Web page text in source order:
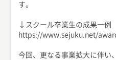
す。
↓スクール卒業生の成果一例
https://www.sejuku.net/
今回、更なる事業拡大に伴い